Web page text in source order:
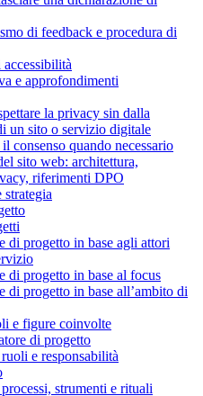
di feedback e procedura di
e approfondimenti
la privacy sin dalla
un sito o servizio digitale
consenso quando necessario
sito web: architettura,
riferimenti DPO
di progetto in base agli attori
di progetto in base al focus
di progetto in base all’ambito di
e figure coinvolte
di progetto
e responsabilità
strumenti e rituali